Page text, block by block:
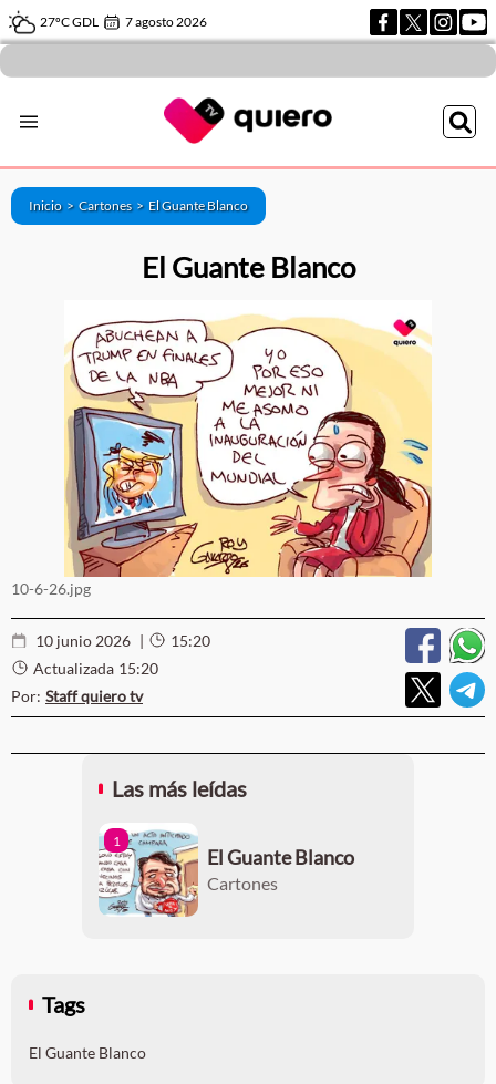
27ºC GDL 7 agosto 2026
Inicio > Cartones> El Guante Blanco
El Guante Blanco
10-6-26.jpg
10 junio 2026 |
15:20
Actualizada 15:20
Por: Staff quiero tv
Las más leídas
1
El Guante Blanco
Cartones
Tags
El Guante Blanco